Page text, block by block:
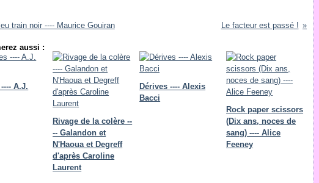
train noir ---- Maurice Gouiran Le facteur est passé !
aussi :
A.J.
Rivage de la colère --
-- Galandon et
N'Haoua et Degreff
d'après Caroline
Laurent
Dérives ---- Alexis
Bacci
Rock paper scissors
(Dix ans, noces de
sang) ---- Alice
Feeney